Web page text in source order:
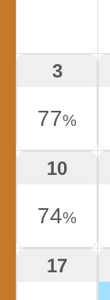
3
77%
10
74%
17